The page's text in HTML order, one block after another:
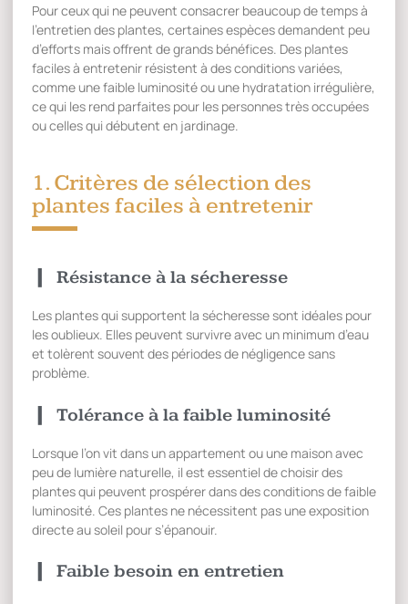
Pour ceux qui ne peuvent consacrer beaucoup de temps à
l’entretien des plantes, certaines espèces demandent peu
d’efforts mais offrent de grands bénéfices. Des plantes
faciles à entretenir résistent à des conditions variées,
comme une faible luminosité ou une hydratation irrégulière,
ce qui les rend parfaites pour les personnes très occupées
ou celles qui débutent en jardinage.
1. Critères de sélection des
plantes faciles à entretenir
Résistance à la sécheresse
Les plantes qui supportent la sécheresse sont idéales pour
les oublieux. Elles peuvent survivre avec un minimum d’eau
et tolèrent souvent des périodes de négligence sans
problème.
Tolérance à la faible luminosité
Lorsque l’on vit dans un appartement ou une maison avec
peu de lumière naturelle, il est essentiel de choisir des
plantes qui peuvent prospérer dans des conditions de faible
luminosité. Ces plantes ne nécessitent pas une exposition
directe au soleil pour s’épanouir.
Faible besoin en entretien